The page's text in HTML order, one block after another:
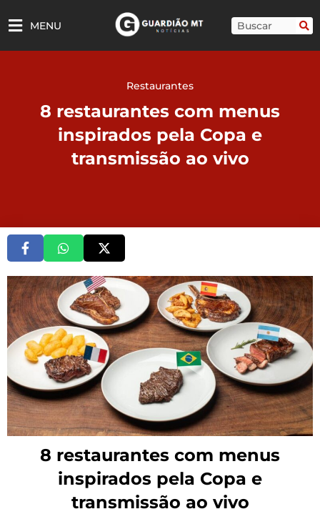
para
MENU Pesquisar
Restaurantes
8 restaurantes com menus
inspirados pela Copa e
transmissão ao vivo
8 restaurantes com menus
inspirados pela Copa e
transmissão ao vivo